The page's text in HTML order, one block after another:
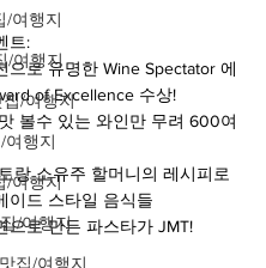
/여행지
/여행지
집/여행지
여행지
/여행지
/여행지
집/여행지
트:
으로 유명한 Wine Spectator 에
of Excellence 수상!
볼수 있는 와인만 무려 600여
랑 소유주 할머니의 레시피로
이드 스타일 음식들
으로 만든 파스타가 JMT!